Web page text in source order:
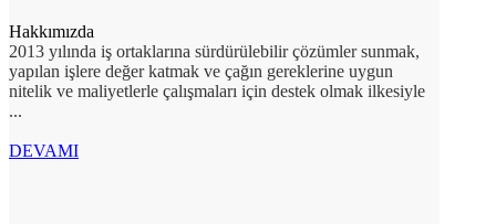
Hakkımızda
2013 yılında iş ortaklarına sürdürülebilir çözümler sunmak,
yapılan işlere değer katmak ve çağın gereklerine uygun
nitelik ve maliyetlerle çalışmaları için destek olmak ilkesiyle
...
DEVAMI